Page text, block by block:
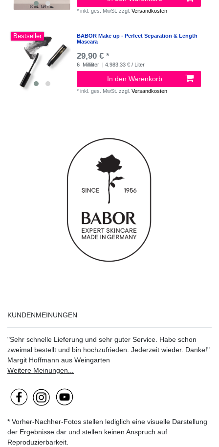
*inkl. ges. MwSt. zzgl.Versandkosten
Bestseller
BABOR Make up - Perfect Separation & Length
Mascara
29,90 € *
6 Milliliter | 4.983,33 € / Liter
In den Warenkorb
*inkl. ges. MwSt. zzgl.Versandkosten
KUNDENMEINUNGEN
"Sehr schnelle Lieferung und sehr guter Service. Habe schon
zweimal bestellt und bin hochzufrieden. Jederzeit wieder. Danke!"
Margit Hoffmann aus Weingarten
Weitere Meinungen...
* Vorher-Nachher-Fotos stellen lediglich eine visuelle Darstellung
der Ergebnisse dar und stellen keinen Anspruch auf
Reproduzierbarkeit.